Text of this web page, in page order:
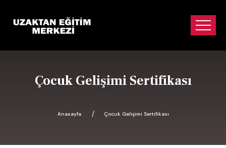
Çocuk Gelişimi Sertifikası
Anasayfa Çocuk Gelişimi Sertifikası